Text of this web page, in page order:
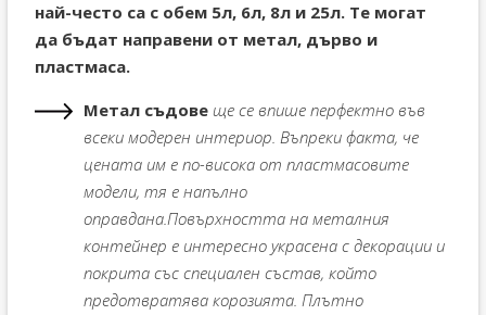
най-често са с обем 5л, 6л, 8л и 25л. Те могат
да бъдат направени от метал, дърво и
пластмаса.
Метал съдове ще се впише перфектно във
всеки модерен интериор. Въпреки факта, че
цената им е по-висока от пластмасовите
модели, тя е напълно
оправдана.Повърхността на металния
контейнер е интересно украсена с декорации и
покрита със специален състав, който
предотвратява корозията. Плътно